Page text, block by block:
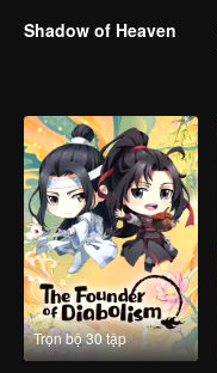
Shadow of Heaven
Trọn bộ 30 tập